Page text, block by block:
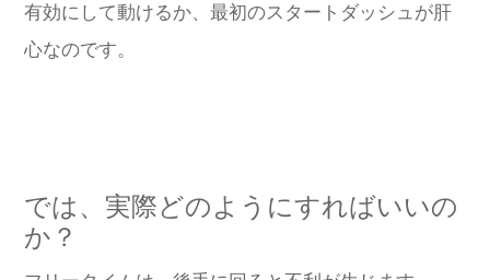
有効にして動けるか、最初のスタートダッシュが肝
心なのです。
では、実際どのようにすればいいの
か？